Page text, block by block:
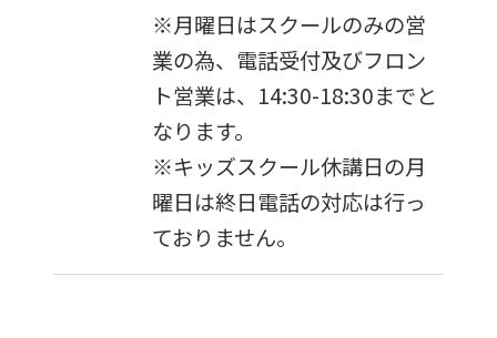
※月曜日はスクールのみの営
業の為、電話受付及びフロン
ト営業は、14:30-18:30までと
なります。
※キッズスクール休講日の月
曜日は終日電話の対応は行っ
ておりません。